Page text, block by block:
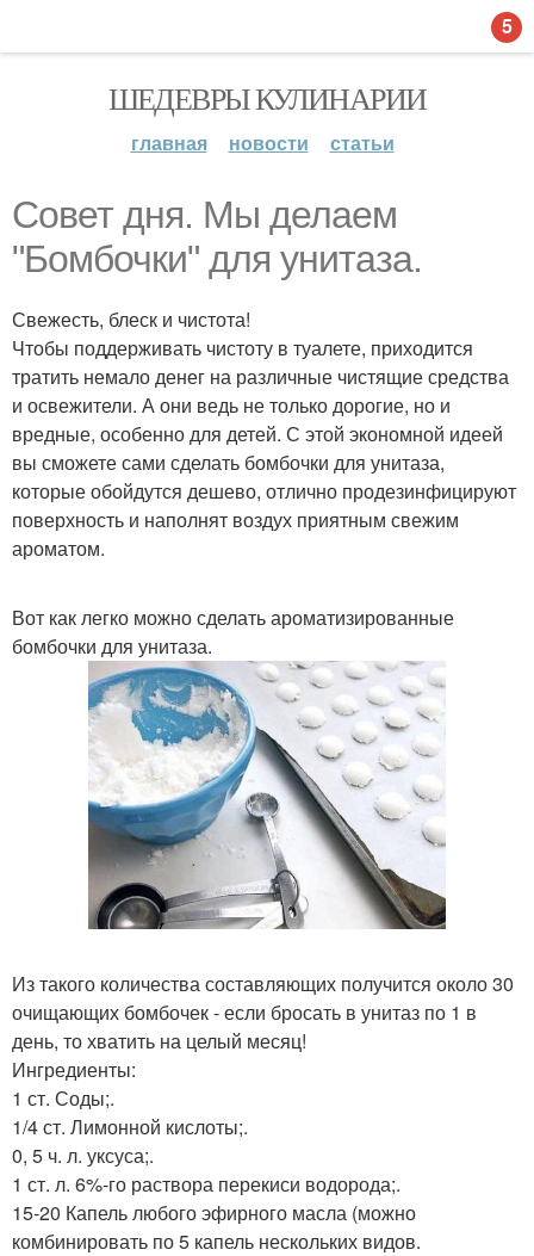
ШЕДЕВРЫ КУЛИНАРИИ
главная новости статьи
Совет дня. Мы делаем
"Бомбочки" для унитаза.
Свежесть, блеск и чистота!
Чтобы поддерживать чистоту в туалете, приходится
тратить немало денег на различные чистящие средства
и освежители. А они ведь не только дорогие, но и
вредные, особенно для детей. С этой экономной идеей
вы сможете сами сделать бомбочки для унитаза,
которые обойдутся дешево, отлично продезинфицируют
поверхность и наполнят воздух приятным свежим
ароматом.
Вот как легко можно сделать ароматизированные
бомбочки для унитаза.
Из такого количества составляющих получится около 30
очищающих бомбочек - если бросать в унитаз по 1 в
день, то хватить на целый месяц!
Ингредиенты:
1 ст. Соды;.
1/4 ст. Лимонной кислоты;.
0, 5 ч. л. уксуса;.
1 ст. л. 6%-го раствора перекиси водорода;.
15-20 Капель любого эфирного масла (можно
комбинировать по 5 капель нескольких видов.
5